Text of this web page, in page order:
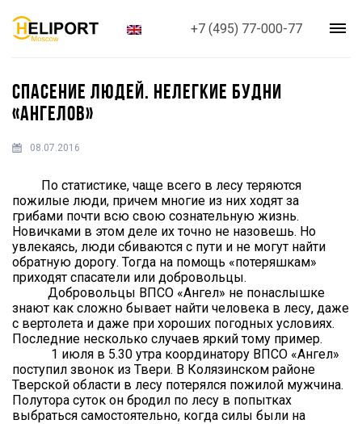
+7 (495) 77-000-77
СПАСЕНИЕ ЛЮДЕЙ. НЕЛЕГКИЕ БУДНИ
«АНГЕЛОВ»
08.07.2016
По статистике, чаще всего в лесу теряются
пожилые люди, причем многие из них ходят за
грибами почти всю свою сознательную жизнь.
Новичками в этом деле их точно не назовешь. Но
увлекаясь, люди сбиваются с пути и не могут найти
обратную дорогу. Тогда на помощь «потеряшкам»
приходят спасатели или добровольцы.
Добровольцы ВПСО «Ангел» не понаслышке
знают как сложно бывает найти человека в лесу, даже
с вертолета и даже при хороших погодных условиях.
Последние несколько случаев яркий тому пример.
1 июля в 5.30 утра координатору ВПСО «Ангел»
поступил звонок из Твери. В Колязинском районе
Тверской области в лесу потерялся пожилой мужчина.
Полутора суток он бродил по лесу в попытках
выбраться самостоятельно, когда силы были на